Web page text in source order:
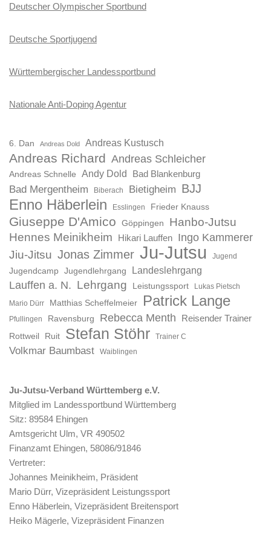
Deutscher Olympischer Sportbund
Deutsche Sportjugend
Württembergischer Landessportbund
Nationale Anti-Doping Agentur
6. Dan Andreas Dold Andreas Kustusch
Andreas Richard Andreas Schleicher
Andreas Schnelle Andy Dold Bad Blankenburg
Bad Mergentheim Biberach Bietigheim BJJ
Enno Häberlein Esslingen Frieder Knauss
Giuseppe D'Amico Göppingen
Hanbo-Jutsu
Hennes Meinikheim
Hikari Lauffen Ingo Kammerer
Jiu-Jitsu Jonas Zimmer Ju-Jutsu Jugend
Jugendcamp Jugendlehrgang Landeslehrgang
Lauffen a. N. Lehrgang Leistungssport
Lukas Pietsch
Mario Dürr
Matthias Scheffelmeier Patrick Lange
Pfullingen Ravensburg Rebecca Menth Reisender Trainer
Rottweil Ruit Stefan Stöhr Trainer C
Volkmar Baumbast Waiblingen
Ju-Jutsu-Verband Württemberg e.V.
Mitglied im Landessportbund Württemberg
Sitz: 89584 Ehingen
Amtsgericht Ulm, VR 490502
Finanzamt Ehingen, 58086/91846
Vertreter:
Johannes Meinikheim, Präsident
Mario Dürr, Vizepräsident Leistungssport
Enno Häberlein, Vizepräsident Breitensport
Heiko Mägerle, Vizepräsident Finanzen